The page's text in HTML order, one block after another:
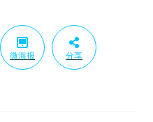
微海报 分享